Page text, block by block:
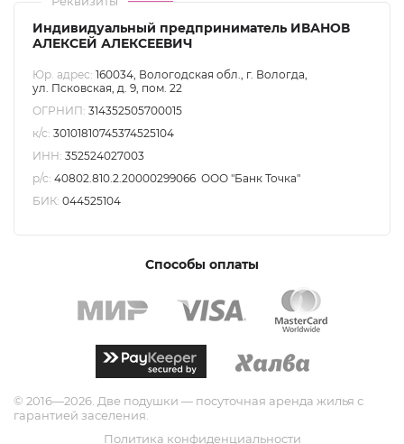
кв.
64
Вологда,
Галкинская,
городе
Вологда
на
Индивидуальный предприниматель ИВАНОВ
АЛЕКСЕЙ АЛЕКСЕЕВИЧ
Юр. адрес: 160034, Вологодская обл., г. Вологда,
ул. Псковская, д. 9, пом. 22
ОГРНИП: 314352505700015
к/с: 30101810745374525104
ИНН: 352524027003
р/с: 40802.810.2.20000299066 ООО "Банк Точка"
БИК: 044525104
Способы оплаты
© 2016—2026. Две подушки — посуточная аренда жилья с
гарантией заселения.
Политика конфиденциальности